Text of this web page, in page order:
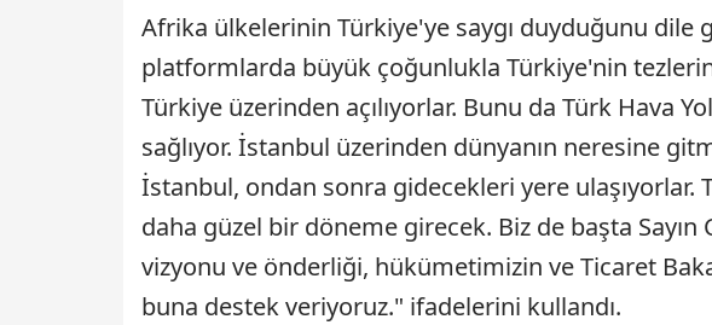
Afrika ülkelerinin Türkiye'ye saygı duyduğunu dile
platformlarda büyük çoğunlukla Türkiye'nin
Türkiye üzerinden açılıyorlar. Bunu da Türk Hava
sağlıyor. İstanbul üzerinden dünyanın neresine
İstanbul, ondan sonra gidecekleri yere ulaşıyorlar.
daha güzel bir döneme girecek. Biz de başta Sayın
vizyonu ve önderliği, hükümetimizin ve Ticaret
buna destek veriyoruz." ifadelerini kullandı.